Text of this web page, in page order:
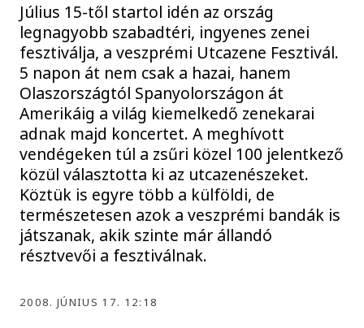
Július 15-től startol idén az ország
legnagyobb szabadtéri, ingyenes zenei
fesztiválja, a veszprémi Utcazene Fesztivál.
5 napon át nem csak a hazai, hanem
Olaszországtól Spanyolországon át
Amerikáig a világ kiemelkedő zenekarai
adnak majd koncertet. A meghívott
vendégeken túl a zsűri közel 100 jelentkező
közül választotta ki az utcazenészeket.
Köztük is egyre több a külföldi, de
természetesen azok a veszprémi bandák is
játszanak, akik szinte már állandó
résztvevői a fesztiválnak.
2008. JÚNIUS 17. 12:18